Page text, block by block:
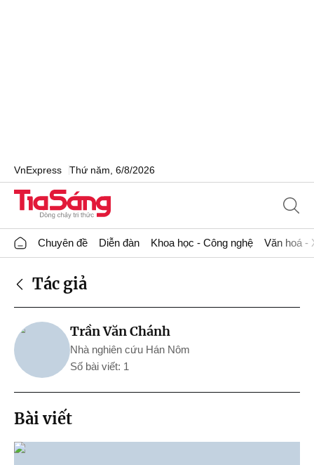
VnExpress Thứ năm, 6/8/2026
Chuyên đề Diễn đàn Khoa học - Công nghệ Văn hoá -
Tác giả
Trần Văn Chánh
Nhà nghiên cứu Hán Nôm
Số bài viết: 1
Bài viết